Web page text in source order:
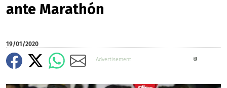
ante Marathón
19/01/2020
X